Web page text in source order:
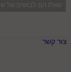
שאלו הם לבושים של
צור קשר